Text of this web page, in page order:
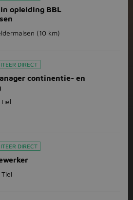
opleiding BBL
(10 km)
DIRECT
continentie- en
Tiel
DIRECT
Tiel